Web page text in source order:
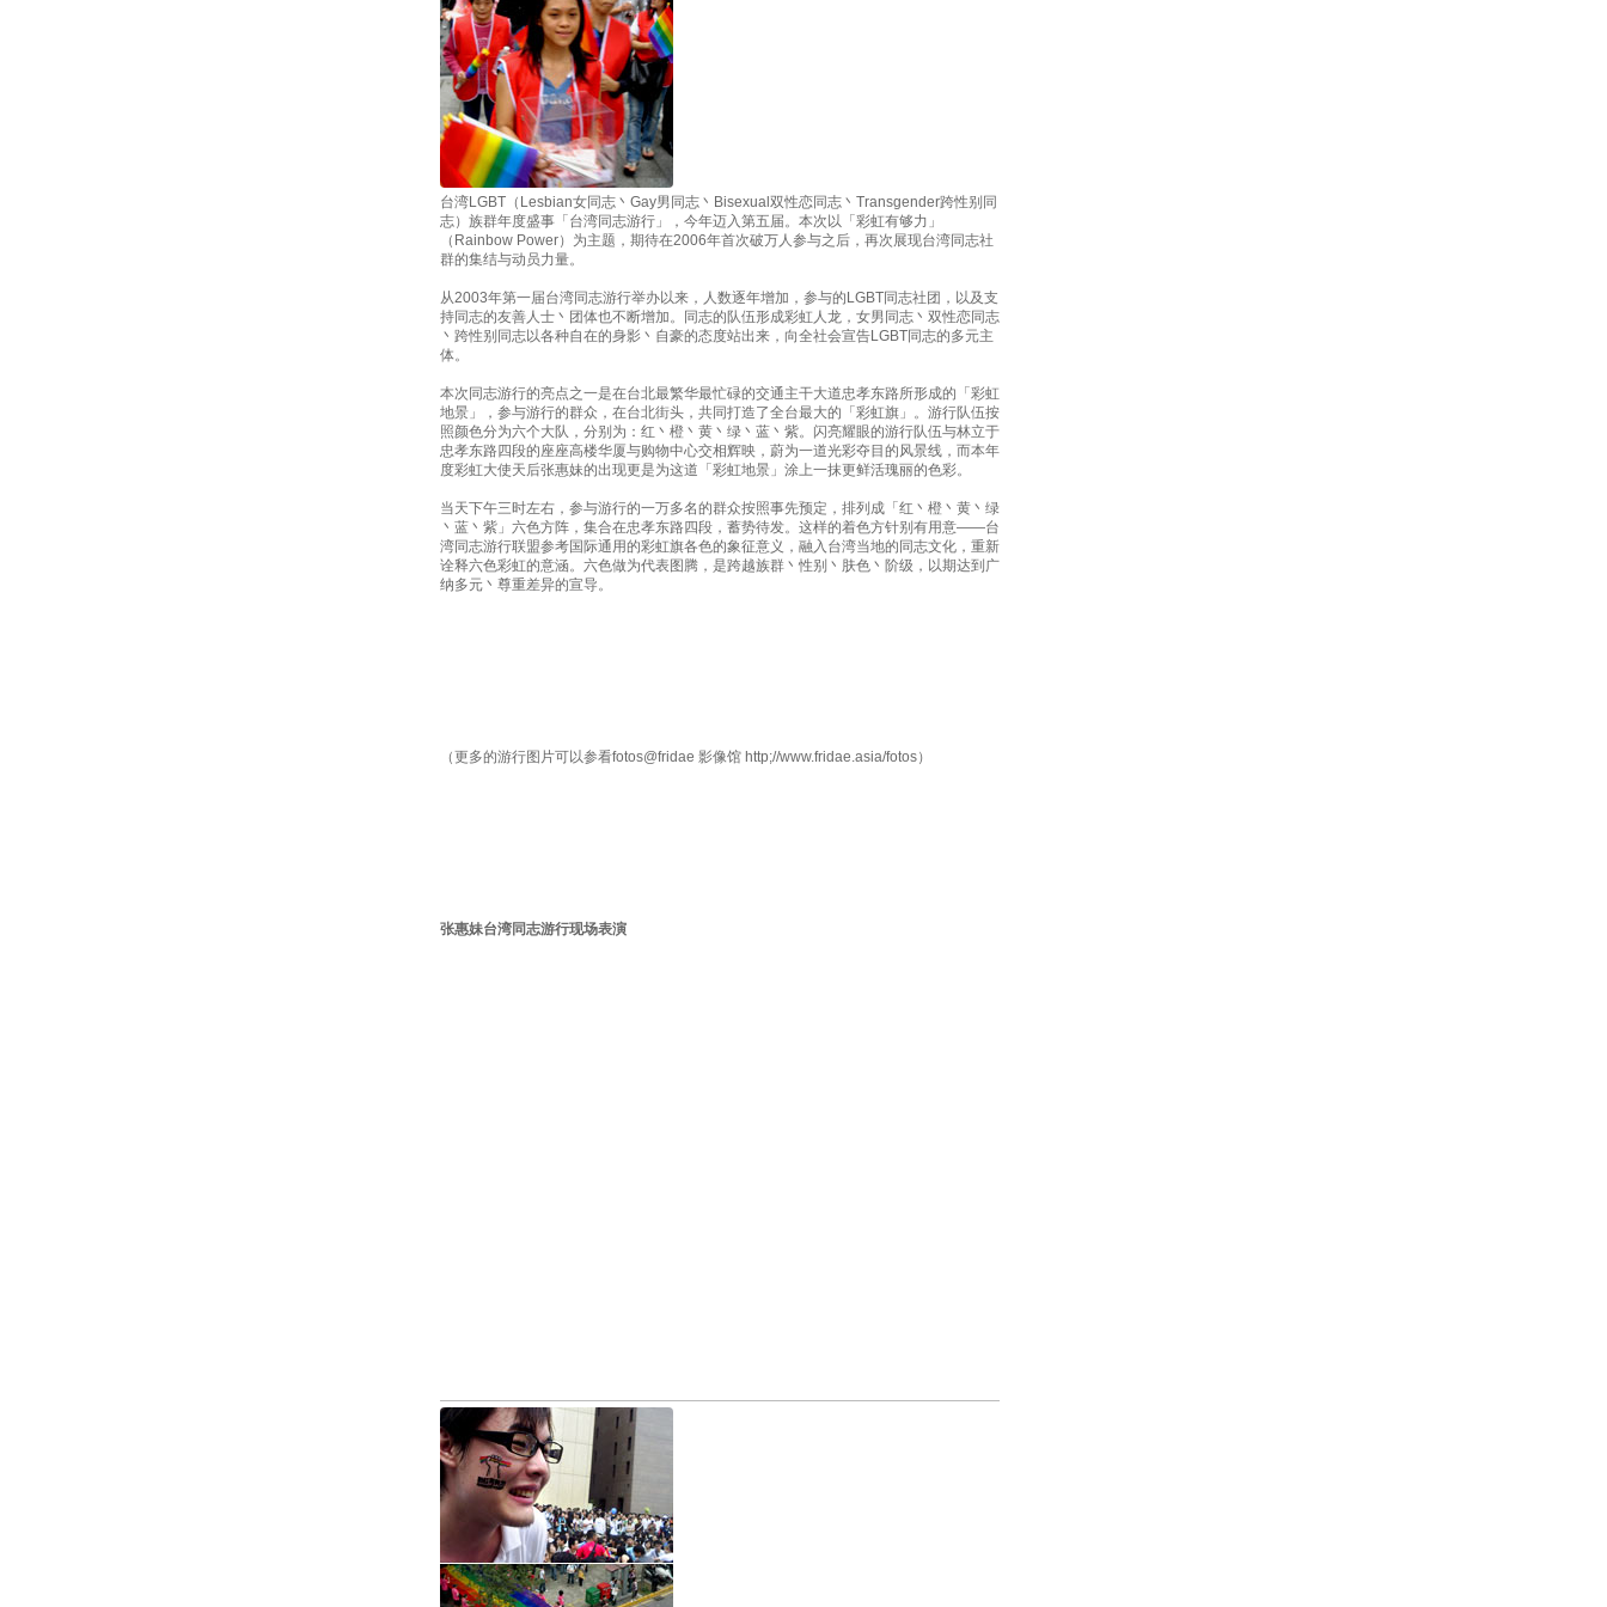
台湾LGBT（Lesbian女同志丶Gay男同志丶Bisexual双性恋同志丶Transgender跨性别同
志）族群年度盛事「台湾同志游行」，今年迈入第五届。本次以「彩虹有够力」
（Rainbow Power）为主题，期待在2006年首次破万人参与之后，再次展现台湾同志社
群的集结与动员力量。
从2003年第一届台湾同志游行举办以来，人数逐年增加，参与的LGBT同志社团，以及支
持同志的友善人士丶团体也不断增加。同志的队伍形成彩虹人龙，女男同志丶双性恋同志
丶跨性别同志以各种自在的身影丶自豪的态度站出来，向全社会宣告LGBT同志的多元主
体。
本次同志游行的亮点之一是在台北最繁华最忙碌的交通主干大道忠孝东路所形成的「彩虹
地景」，参与游行的群众，在台北街头，共同打造了全台最大的「彩虹旗」。游行队伍按
照颜色分为六个大队，分别为：红丶橙丶黄丶绿丶蓝丶紫。闪亮耀眼的游行队伍与林立于
忠孝东路四段的座座高楼华厦与购物中心交相辉映，蔚为一道光彩夺目的风景线，而本年
度彩虹大使天后张惠妹的出现更是为这道「彩虹地景」涂上一抹更鲜活瑰丽的色彩。
当天下午三时左右，参与游行的一万多名的群众按照事先预定，排列成「红丶橙丶黄丶绿
丶蓝丶紫」六色方阵，集合在忠孝东路四段，蓄势待发。这样的着色方针别有用意——台
湾同志游行联盟参考国际通用的彩虹旗各色的象征意义，融入台湾当地的同志文化，重新
诠释六色彩虹的意涵。六色做为代表图腾，是跨越族群丶性别丶肤色丶阶级，以期达到广
纳多元丶尊重差异的宣导。
（更多的游行图片可以参看fotos@fridae 影像馆 http;//www.fridae.asia/fotos）
张惠妹台湾同志游行现场表演